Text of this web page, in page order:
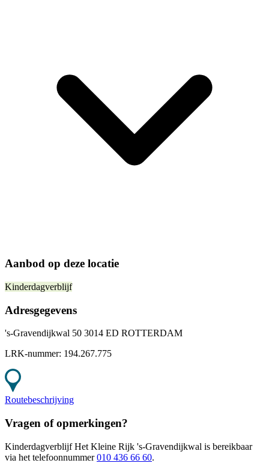
Aanbod op deze locatie
Kinderdagverblijf
Adresgegevens
's-Gravendijkwal 50 3014 ED ROTTERDAM
LRK-nummer: 194.267.775
Routebeschrijving
Vragen of opmerkingen?
Kinderdagverblijf Het Kleine Rijk 's-Gravendijkwal is bereikbaar
via het telefoonnummer 010 436 66 60.